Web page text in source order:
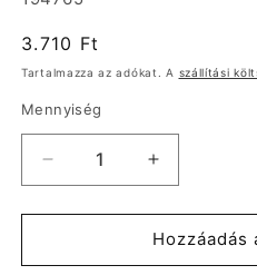
Normál
ár
3.710 Ft
Tartalmazza az adókat. A szállítási
Mennyiség
Home
2P,
Eaton
Home
4,5kA,
2P,
Hozzáadás